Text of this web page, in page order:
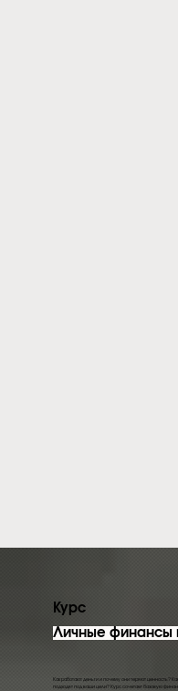
Курс
Личные финансы
Как работают деньги и почему они теряют ценность?
подходят под ваши цели? Курс сочетает базовую